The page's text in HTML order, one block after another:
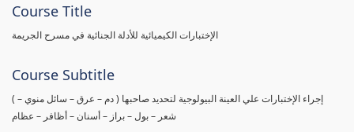
Course Title
الإختبارات الكيميائية للأدلة الجنائية في مسرح الجريمة
Course Subtitle
( إجراء الإختبارات علي العينة البيولوجية لتحديد صاحبها ( دم – عرق – سائل منوي –
شعر – بول – براز – أسنان – أظافر – عظام